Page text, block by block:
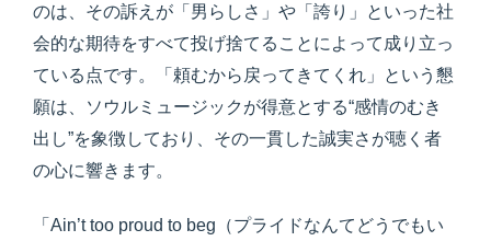
のは、その訴えが「男らしさ」や「誇り」といった社
会的な期待をすべて投げ捨てることによって成り立っ
ている点です。「頼むから戻ってきてくれ」という懇
願は、ソウルミュージックが得意とする“感情のむき
出し”を象徴しており、その一貫した誠実さが聴く者
の心に響きます。
「Ain’t too proud to beg（プライドなんてどうでもい